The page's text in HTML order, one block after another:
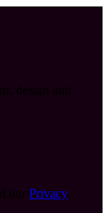
Privacy